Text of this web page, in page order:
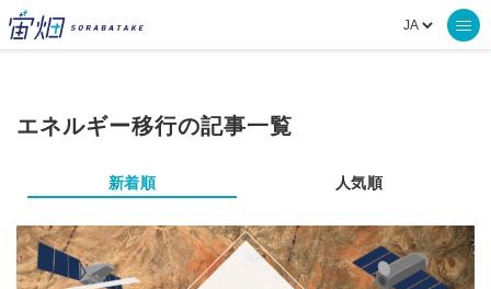
エネルギー移行の記事一覧
新着順 人気順